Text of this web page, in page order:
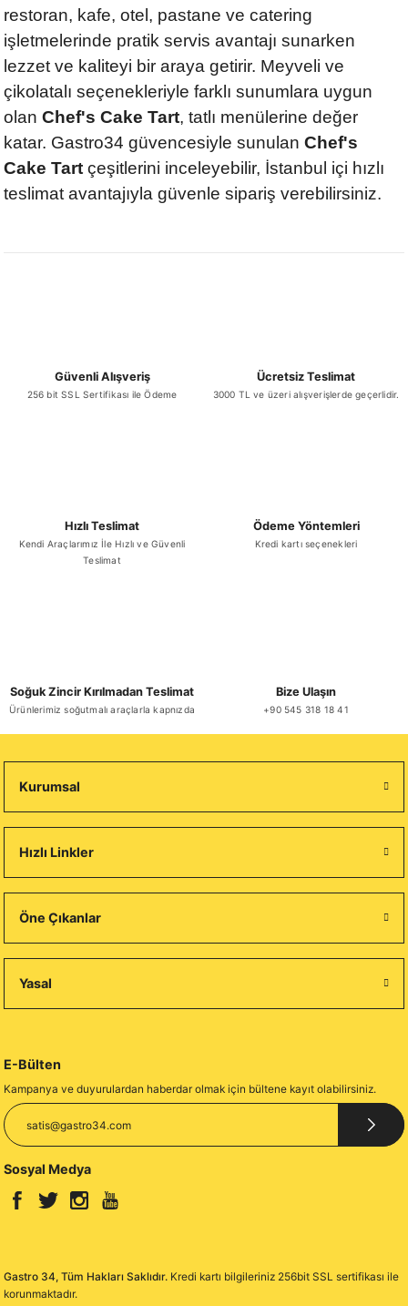
restoran, kafe, otel, pastane ve catering
işletmelerinde pratik servis avantajı sunarken
lezzet ve kaliteyi bir araya getirir. Meyveli ve
çikolatalı seçenekleriyle farklı sunumlara uygun
olan Chef's Cake Tart, tatlı menülerine değer
katar. Gastro34 güvencesiyle sunulan Chef's
Cake Tart çeşitlerini inceleyebilir, İstanbul içi hızlı
teslimat avantajıyla güvenle sipariş verebilirsiniz.
Güvenli Alışveriş
256 bit SSL Sertifikası ile Ödeme
Ücretsiz Teslimat
3000 TL ve üzeri alışverişlerde geçerlidir.
Hızlı Teslimat
Kendi Araçlarımız İle Hızlı ve Güvenli
Teslimat
Ödeme Yöntemleri
Kredi kartı seçenekleri
Soğuk Zincir Kırılmadan Teslimat
Ürünlerimiz soğutmalı araçlarla kapnızda
Bize Ulaşın
+90 545 318 18 41
Kurumsal
Hızlı Linkler
Öne Çıkanlar
Yasal
E-Bülten
Kampanya ve duyurulardan haberdar olmak için bültene kayıt olabilirsiniz.
Sosyal Medya
Gastro 34, Tüm Hakları Saklıdır. Kredi kartı bilgileriniz 256bit SSL sertifikası ile
korunmaktadır.